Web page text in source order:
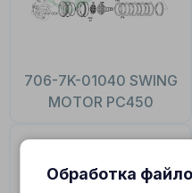
706-7K-01040 SWING
MOTOR PC450
Обработка